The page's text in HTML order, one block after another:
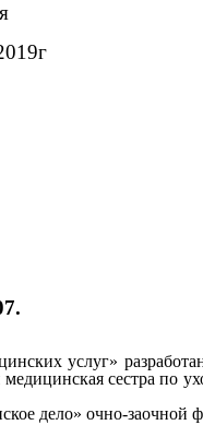
услуг»
сестра по
дело» очно-